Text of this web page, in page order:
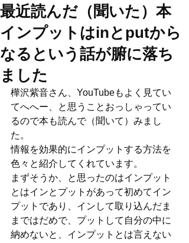
最近読んだ（聞いた）本
インプットはinとputから
なるという話が腑に落ち
ました
樺沢紫音さん、YouTubeもよく見てい
てへへー、と思うことおっしゃってい
るので本も読んで（聞いて）みまし
た。
情報を効果的にインプットする方法を
色々と紹介してくれています。
まずそうか、と思ったのはインプット
とはインとプットがあって初めてイン
プットであり、インして取り込んだま
まではだめで、プットして自分の中に
納めないと、インプットとは言えない